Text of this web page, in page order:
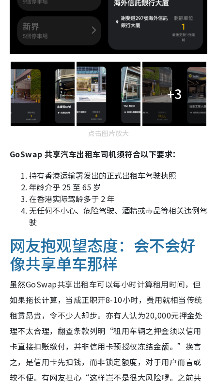
+3
点击图片放大
GoSwap 共享汽车出租车司机须符合以下要求：
持有香港运输署发出的正式出租车驾驶执照
年龄介乎 25 至 65 岁
在香港实际驾龄多于 2 年
无任何不小心、危险驾驶、酒精或毒品等相关违例驾
驶
网友抱观望态度：会不会好
像共享单车那样
虽然GoSwap共享出租车可以每小时计算租用时间，但
如果拖长计算，当成正职开8-10小时，费用就相当传统
租赁昂贵，令不少人却步。亦有人认为20,000元押金处
理不太合理，翻查条款列明“租用车辆之押金须以信用
卡直接扣账缴付，并非信用卡预授权冻结金额。”换言
之，是信用卡先扣钱，而非锁定额度，对于用户而言或
较不便。有网友担心“这样岂不是很大风险啰。之前共